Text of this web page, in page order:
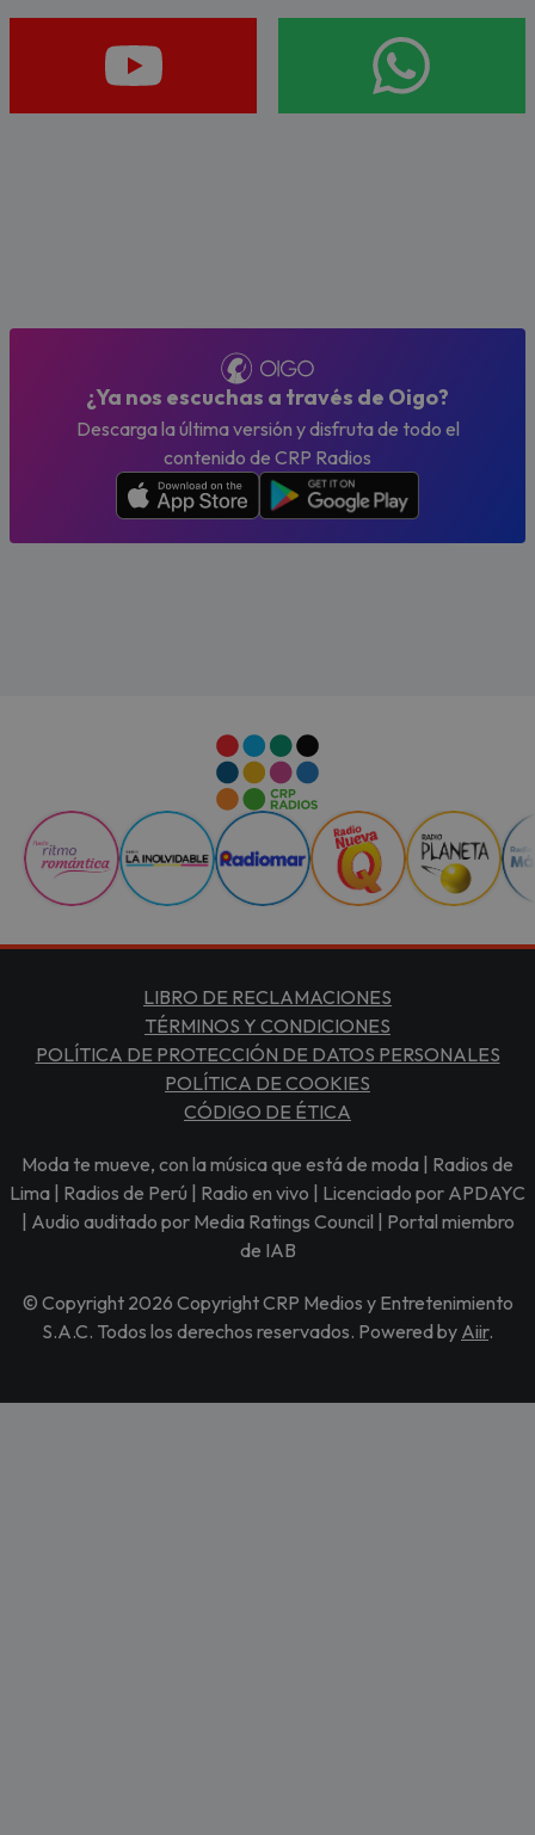
¿Ya nos escuchas a través de Oigo?
Descarga la última versión y disfruta de todo el
contenido de CRP Radios
LIBRO DE RECLAMACIONES
TÉRMINOS Y CONDICIONES
POLÍTICA DE PROTECCIÓN DE DATOS PERSONALES
POLÍTICA DE COOKIES
CÓDIGO DE ÉTICA
Moda te mueve, con la música que está de moda | Radios de
Lima | Radios de Perú | Radio en vivo | Licenciado por APDAYC
| Audio auditado por Media Ratings Council | Portal miembro
de IAB
© Copyright 2026 Copyright CRP Medios y Entretenimiento
S.A.C. Todos los derechos reservados. Powered by Aiir.